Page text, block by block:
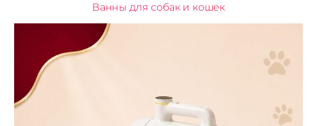
Ванны для собак и кошек